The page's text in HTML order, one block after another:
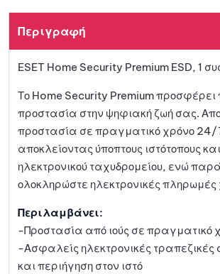
Περιγραφή
ESET Home Security Premium ESD, 1
Το Home Security Premium προσφέρει
προστασία στην ψηφιακή ζωή σας.
προστασία σε πραγματικό χρόνο 24/
αποκλείοντας ύποπτους ιστότοπους
ηλεκτρονικού ταχυδρομείου, ενώ
ολοκληρώστε ηλεκτρονικές
Περιλαμβάνει:
-Προστασία από ιούς σε πραγματικό
-Ασφαλείς ηλεκτρονικές
και περιήγηση στον ιστό